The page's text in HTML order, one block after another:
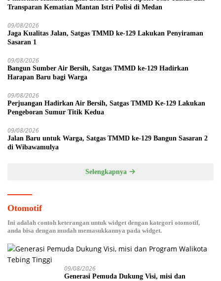
Transparan Kematian Mantan Istri Polisi di Medan
09/08/2026
Jaga Kualitas Jalan, Satgas TMMD ke-129 Lakukan Penyiraman
Sasaran 1
09/08/2026
Bangun Sumber Air Bersih, Satgas TMMD ke-129 Hadirkan
Harapan Baru bagi Warga
09/08/2026
Perjuangan Hadirkan Air Bersih, Satgas TMMD Ke-129 Lakukan
Pengeboran Sumur Titik Kedua
09/08/2026
Jalan Baru untuk Warga, Satgas TMMD ke-129 Bangun Sasaran 2
di Wibawamulya
Selengkapnya
Otomotif
Ini adalah contoh keterangan untuk widget dengan kategori otomotif,
anda bisa dengan mudah memasukkannya pada widget.
09/08/2026
Generasi Pemuda Dukung Visi, misi dan